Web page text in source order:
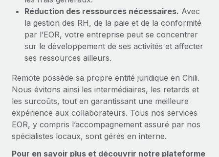
Réduction des ressources nécessaires. Avec
la gestion des RH, de la paie et de la conformité
par l’EOR, votre entreprise peut se concentrer
sur le développement de ses activités et affecter
ses ressources ailleurs.
Remote possède sa propre entité juridique en Chili.
Nous évitons ainsi les intermédiaires, les retards et
les surcoûts, tout en garantissant une meilleure
expérience aux collaborateurs. Tous nos services
EOR, y compris l’accompagnement assuré par nos
spécialistes locaux, sont gérés en interne.
Pour en savoir plus et découvrir notre plateforme